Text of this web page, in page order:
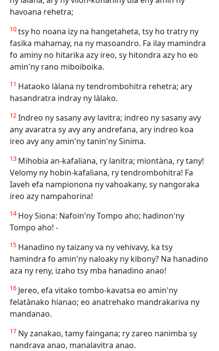
havoana rehetra;
10tsy ho noana izy na hangetaheta, tsy ho tratry ny
fasika mahamay, na ny masoandro. Fa ilay mamindra
fo aminy no hitarika azy ireo, sy hitondra azy ho eo
amin'ny rano miboiboika.
11 Hataoko làlana ny tendrombohitra rehetra; ary
hasandratra indray ny làlako.
12Indreo ny sasany avy lavitra; indreo ny sasany avy
any avaratra sy avy any andrefana, ary indreo koa
ireo avy any amin'ny tanin'ny Sinima.
13 Mihobia an-kafaliana, ry lanitra; miontàna, ry tany!
Velomy ny hobin-kafaliana, ry tendrombohitra! Fa
Iaveh efa nampionona ny vahoakany, sy nangoraka
ireo azy nampahorina!
14 Hoy Siona: Nafoin'ny Tompo aho; hadinon'ny
Tompo aho! -
15 Hanadino ny taizany va ny vehivavy, ka tsy
hamindra fo amin'ny naloaky ny kibony? Na hanadino
aza ny reny, izaho tsy mba hanadino anao!
16 Jereo, efa vitako tombo-kavatsa eo amin'ny
felatànako hianao; eo anatrehako mandrakariva ny
mandanao.
17 Ny zanakao, tamy faingana; ry zareo nanimba sy
nandrava anao, manalavitra anao.